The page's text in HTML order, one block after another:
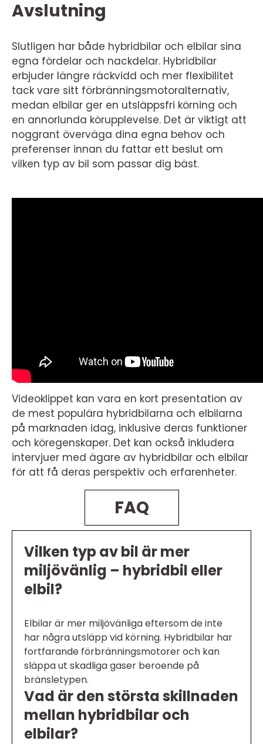
Avslutning
Slutligen har både hybridbilar och elbilar sina
egna fördelar och nackdelar. Hybridbilar
erbjuder längre räckvidd och mer flexibilitet
tack vare sitt förbränningsmotoralternativ,
medan elbilar ger en utsläppsfri körning och
en annorlunda körupplevelse. Det är viktigt att
noggrant överväga dina egna behov och
preferenser innan du fattar ett beslut om
vilken typ av bil som passar dig bäst.
Videoklippet kan vara en kort presentation av
de mest populära hybridbilarna och elbilarna
på marknaden idag, inklusive deras funktioner
och köregenskaper. Det kan också inkludera
intervjuer med ägare av hybridbilar och elbilar
för att få deras perspektiv och erfarenheter.
FAQ
Vilken typ av bil är mer
miljövänlig – hybridbil eller
elbil?
Elbilar är mer miljövänliga eftersom de inte
har några utsläpp vid körning. Hybridbilar har
fortfarande förbränningsmotorer och kan
släppa ut skadliga gaser beroende på
bränsletypen.
Vad är den största skillnaden
mellan hybridbilar och
elbilar?